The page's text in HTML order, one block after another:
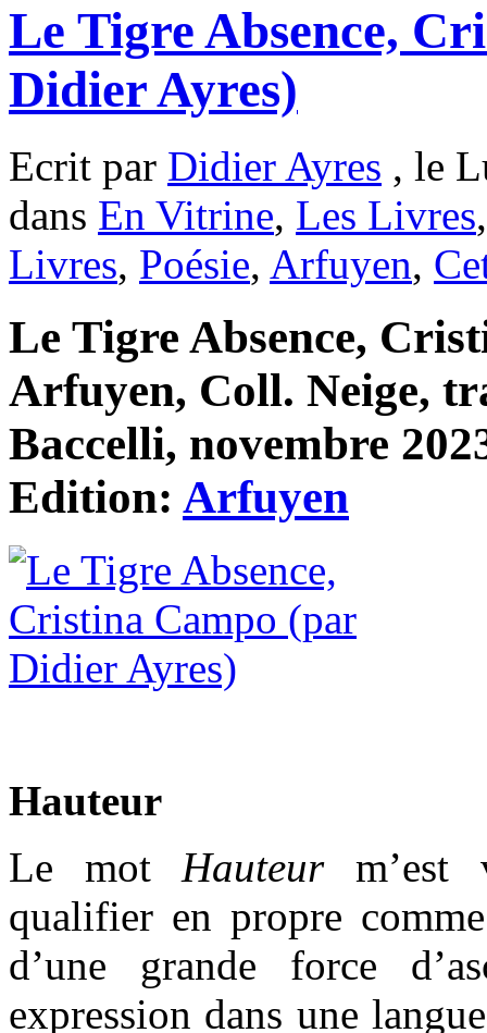
Le Tigre Absence,
Didier Ayres)
Ecrit par Didier Ayres , le
dans En Vitrine, Les Livres
Livres, Poésie, Arfuyen,
Le Tigre Absence,
Arfuyen, Coll. Neige,
Baccelli, novembre
Edition: Arfuyen
Hauteur
Le motHauteurm’est
qualifier en propre
d’une grande force
expression dans une